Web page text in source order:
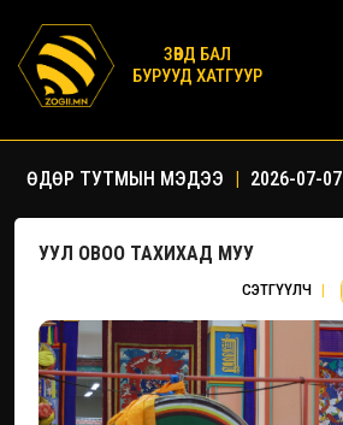
ЗӨВД БАЛ
БУРУУД ХАТГУУР
ӨДӨР ТУТМЫН МЭДЭЭ | 2026-07-07
УУЛ ОВОО ТАХИХАД МУУ
СЭТГҮҮЛЧ |